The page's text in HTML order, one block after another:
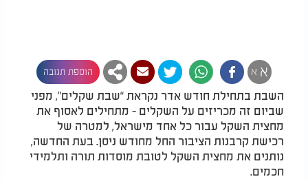
א א הוספת תגובה
השבת בתחילת חודש אדר נקראת “שבת שקלים”, מפני
שביום זה מכריזים על השקלים - מתחילים לאסוף את
מחצית השקל עבור כל אחד מישראל, למטרה של
רכישת קרבנות הציבור החל מחודש ניסן. בעת החדשה,
נותנים את מחצית השקל לטובת מוסדות תורה ותלמידי
חכמים.